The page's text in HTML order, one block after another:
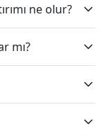
ne olur?
mı?